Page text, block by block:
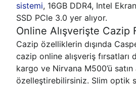
sistemi, 16GB DDR4, Intel
SSD PCle 3.0 yer alıyor.
Online Alışverişte Cazip
Cazip özelliklerin dışında
cazip online alışveriş
kargo ve Nirvana M500’ü
özelleştirebilirsiniz. Slim optik